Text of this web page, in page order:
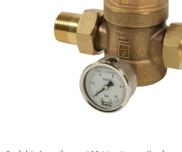
MANOMETRY